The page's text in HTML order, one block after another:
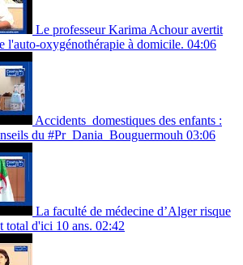
Le professeur Karima Achour avertit
l'auto-oxygénothérapie à domicile. 04:06
Accidents_domestiques des enfants :
du #Pr_Dania_Bouguermouh 03:06
La faculté de médecine d’Alger risque
total d'ici 10 ans. 02:42